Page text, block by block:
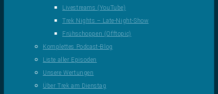
Livestreams (YouTube)
Trek Nights – Late-Night-Show
Frühschoppen (Offtopic)
Komplettes Podcast-Blog
Liste aller Episoden
Unsere Wertungen
Über Trek am Dienstag